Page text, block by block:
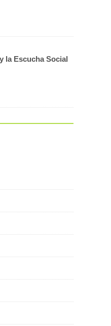
la Escucha Social